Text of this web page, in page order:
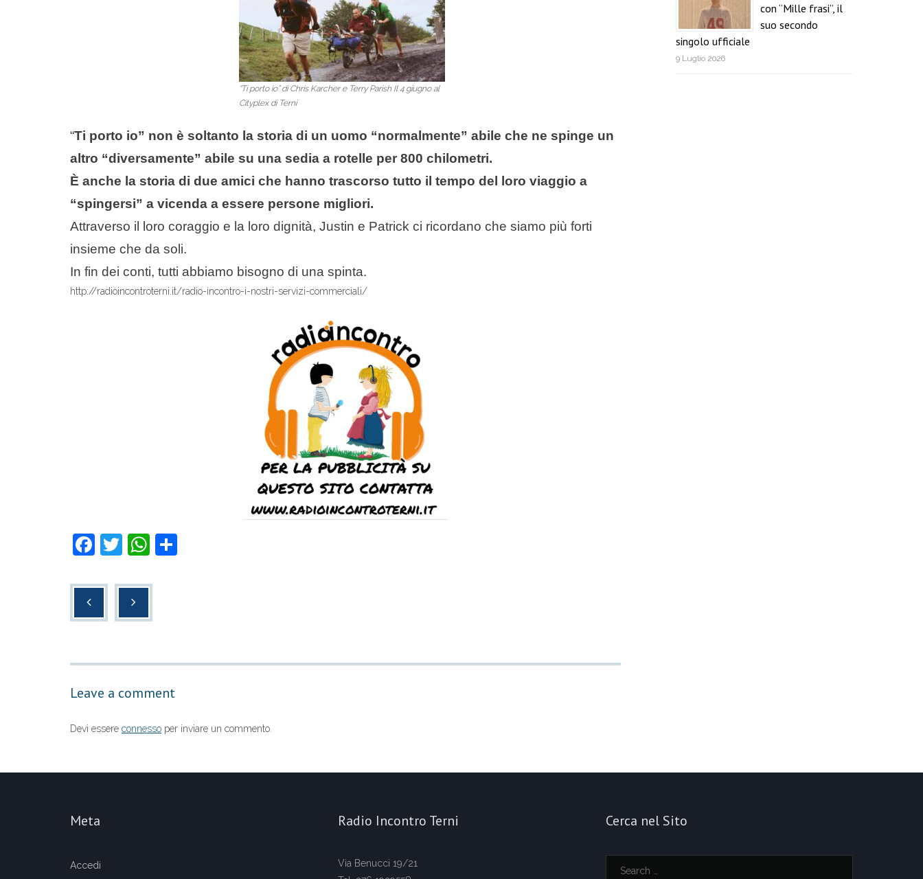
“Ti porto io” di Chris Karcher e Terry Parish Il 4 giugno al
Cityplex di Terni
“Ti porto io” non è soltanto la storia di un uomo “normalmente” abile che ne spinge un
altro “diversamente” abile su una sedia a rotelle per 800 chilometri.
È anche la storia di due amici che hanno trascorso tutto il tempo del loro viaggio a
“spingersi” a vicenda a essere persone migliori.
Attraverso il loro coraggio e la loro dignità, Justin e Patrick ci ricordano che siamo più forti
insieme che da soli.
In fin dei conti, tutti abbiamo bisogno di una spinta.
http://radioincontroterni.it/radio-incontro-i-nostri-servizi-commerciali/
F
c
k
T
tt
er
W
at
Leave a comment
Devi essere connesso per inviare un commento.
con “Mille frasi”, il
suo secondo
singolo ufficiale
9 Luglio 2026
Meta
Accedi
Radio Incontro Terni
Via Benucci 19/21
Cerca nel Sito